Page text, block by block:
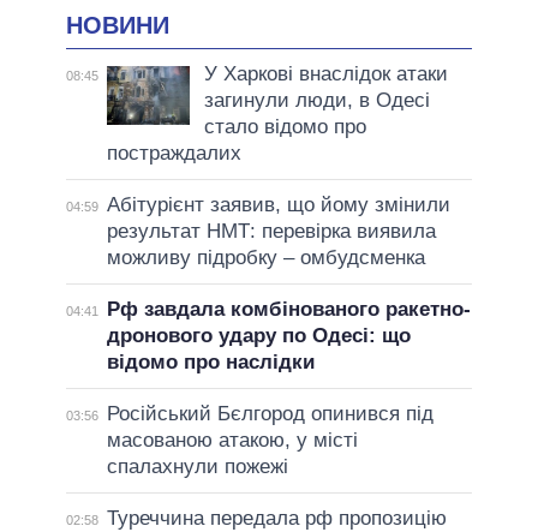
НОВИНИ
08:45
У Харкові внаслідок атаки
загинули люди, в Одесі
стало відомо про
постраждалих
04:59 Абітурієнт заявив, що йому змінили
результат НМТ: перевірка виявила
можливу підробку – омбудсменка
04:41
Рф завдала комбінованого ракетно-
дронового удару по Одесі: що
відомо про наслідки
03:56
Російський Бєлгород опинився під
масованою атакою, у місті
спалахнули пожежі
02:58 Туреччина передала рф пропозицію